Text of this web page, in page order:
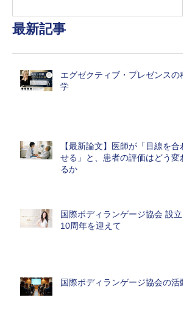
最新記事
エグゼクティブ・プレゼンスの科
学
【最新論文】医師が「目線を合わ
せる」と、患者の評価はどう変わ
るか
国際ボディランゲージ協会 設立
10周年を迎えて
国際ボディランゲージ協会の活動